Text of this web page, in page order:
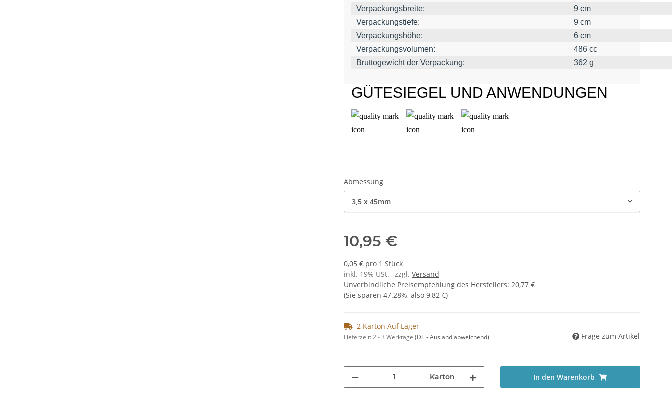
Verpackungsbreite:
9 cm
Verpackungstiefe:
9 cm
Verpackungshöhe:
6 cm
Verpackungsvolumen:
486 cc
Bruttogewicht der Verpackung:
362 g
GÜTESIEGEL UND ANWENDUNGEN
Abmessung
3,5 x 45mm
10,95 €
0,05 € pro 1 Stück
inkl. 19% USt. , zzgl. Versand
Unverbindliche Preisempfehlung des Herstellers: 20,77 €
(Sie sparen 47.28%, also 9,82 €)
2 Karton Auf Lager
Lieferzeit:2 - 3 Werktage (DE - Ausland abweichend) Frage zum Artikel
Karton In den Warenkorb